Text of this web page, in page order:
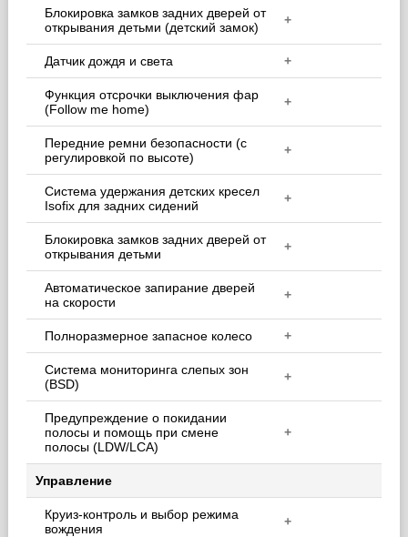
Блокировка замков задних дверей от
открывания детьми (детский замок)
+
Датчик дождя и света +
Функция отсрочки выключения фар
(Follow me home)
+
Передние ремни безопасности (с
регулировкой по высоте)
+
Система удержания детских кресел
Isofix для задних сидений
+
Блокировка замков задних дверей от
открывания детьми
+
Автоматическое запирание дверей
на скорости
+
Полноразмерное запасное колесо +
Система мониторинга слепых зон
(BSD)
+
Предупреждение о покидании
полосы и помощь при смене
полосы (LDW/LCA)
+
Управление
Круиз-контроль и выбор режима
вождения
+